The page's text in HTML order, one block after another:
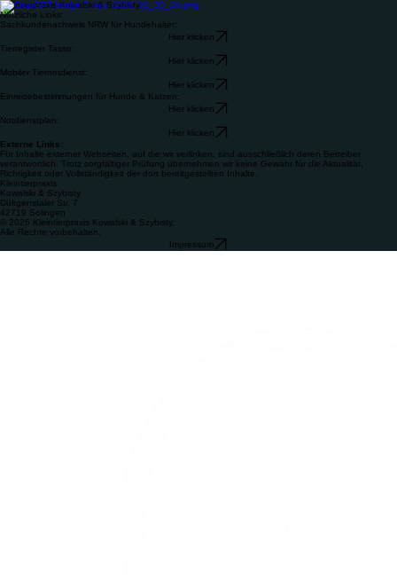
Kleintierpraxis Kowalski & Szybisty
Nützliche Links:
Sachkundenachweis NRW für Hundehalter:
Hier klicken
Tierregister Tasso:
Hier klicken
Mobiler Tiernotdienst:
Hier klicken
Einreisebestimmungen für Hunde & Katzen:
Hier klicken
Notdienstplan:
Hier klicken
Externe Links:
Für Inhalte externer Webseiten, auf die wir verlinken, sind ausschließlich deren Betreiber
verantwortlich. Trotz sorgfältiger Prüfung übernehmen wir keine Gewähr für die Aktualität,
Richtigkeit oder Vollständigkeit der dort bereitgestellten Inhalte.
Kleintierpraxis
Kowalski & Szybisty
Dültgenstaler Str. 7
42719 Solingen
© 2026 Kleintierpraxis Kowalski & Szybisty.
Alle Rechte vorbehalten.
Impressum